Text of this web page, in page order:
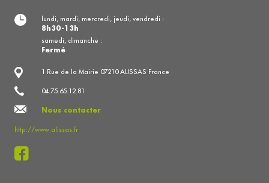
1 Rue de la Mairie 07210 ALISSAS France
04.75.65.12.81
Nous contacter
http://www.alissas.fr
lundi, mardi, mercredi, jeudi, vendredi :
8h30-13h
samedi, dimanche :
Fermé